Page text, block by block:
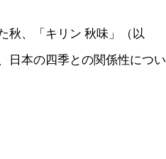
秋、「キリン 秋味」（以
日本の四季との関係性につい